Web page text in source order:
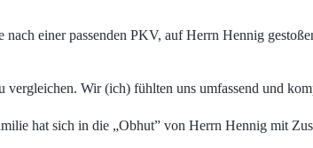
einer passenden PKV, auf Herrn Hennig
Wir (ich) fühlten uns umfassend und
hat sich in die „Obhut” von Herrn Hennig mit